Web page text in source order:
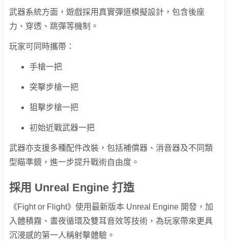
武器系統方面，遊戲採用真實彈道模擬設計，包含後座
力、穿透、跳彈等機制。
玩家可同時攜帶：
手槍一把
突擊步槍一把
狙擊步槍一把
初始近戰武器一把
武器亦支援多種配件改裝，包括補償器、消音器及不同類
型瞄準鏡，進一步提升戰術自由度。
採用 Unreal Engine 打造
《Fight or Flight》使用最新版本 Unreal Engine 開發，加
入體積霧、晝夜循環及雙耳音效等技術，為玩家帶來更具
沉浸感的第一人稱射擊體驗。